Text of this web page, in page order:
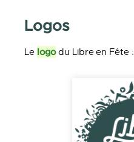
Logos
Le logodu Libre en Fête :